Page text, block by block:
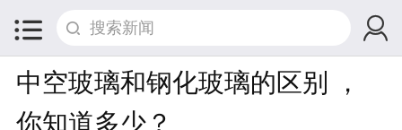
 
中空玻璃和钢化玻璃的区别 ，
你知道多少？